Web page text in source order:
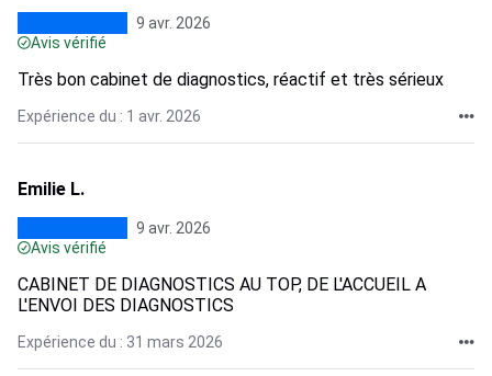
9 avr. 2026
Avis vérifié
Très bon cabinet de diagnostics, réactif et très sérieux
Expérience du : 1 avr. 2026
Emilie L.
9 avr. 2026
Avis vérifié
CABINET DE DIAGNOSTICS AU TOP, DE L'ACCUEIL A
L'ENVOI DES DIAGNOSTICS
Expérience du : 31 mars 2026